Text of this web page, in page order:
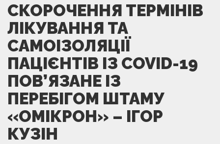
СКОРОЧЕННЯ ТЕРМІНІВ
ЛІКУВАННЯ ТА
САМОІЗОЛЯЦІЇ
ПАЦІЄНТІВ ІЗ COVID-19
ПОВ’ЯЗАНЕ ІЗ
ПЕРЕБІГОМ ШТАМУ
«ОМІКРОН» – ІГОР
КУЗІН